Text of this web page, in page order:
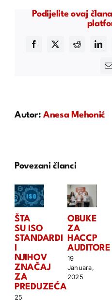
Podijelite ovaj
Facebook
X Reddit
Autor: Anesa Mehonić
Povezani članci
ŠTA
SU ISO
STANDARDI
NJIHOV
ZNAČAJ
ZA
PREDUZEĆA
25
OBUKE
ZA
HACCP
AUDITORE
19
Januara,
2025